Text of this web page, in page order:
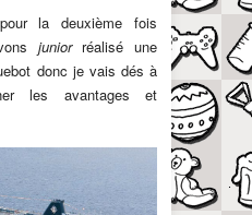
la deuxième fois
juniorréalisé une
donc je vais dés à
les avantages et